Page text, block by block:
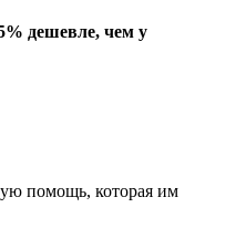
дешевле, чем у
помощь, которая им